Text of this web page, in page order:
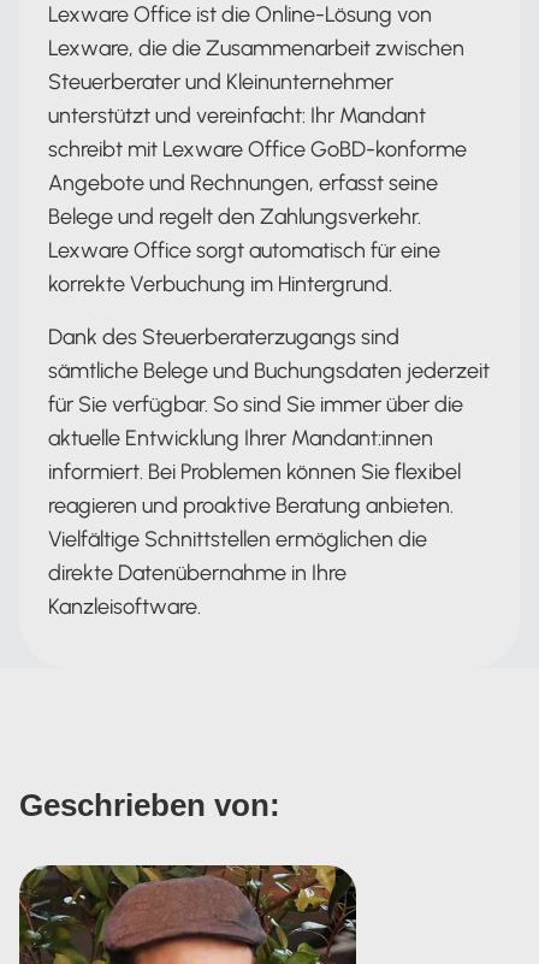
Lexware Office ist die Online-Lösung von
Lexware, die die Zusammenarbeit zwischen
Steuerberater und Kleinunternehmer
unterstützt und vereinfacht: Ihr Mandant
schreibt mit Lexware Office GoBD-konforme
Angebote und Rechnungen, erfasst seine
Belege und regelt den Zahlungsverkehr.
Lexware Office sorgt automatisch für eine
korrekte Verbuchung im Hintergrund.
Dank des Steuerberaterzugangs sind
sämtliche Belege und Buchungsdaten jederzeit
für Sie verfügbar. So sind Sie immer über die
aktuelle Entwicklung Ihrer Mandant:innen
informiert. Bei Problemen können Sie flexibel
reagieren und proaktive Beratung anbieten.
Vielfältige Schnittstellen ermöglichen die
direkte Datenübernahme in Ihre
Kanzleisoftware.
Geschrieben von: